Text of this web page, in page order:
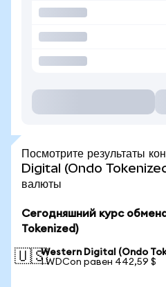
Посмотрите результаты
Digital (Ondo
валюты
Сегодняшний курс
Tokenized)
🇺🇸Western Digital (Ondo
1 WDCon равен 442,59 $